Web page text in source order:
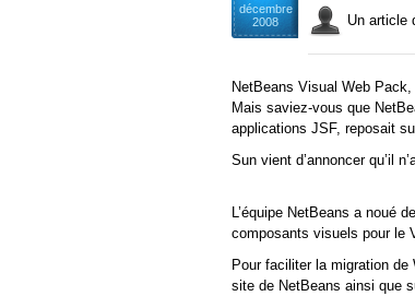
décembre
2008
Un
NetBeans Visual Web
Mais saviez-vous que
applications JSF, reposait
Sun vient d’annoncer qu’il
L’équipe NetBeans a noué
composants visuels pour le
Pour faciliter la migration
site de NetBeans ainsi que